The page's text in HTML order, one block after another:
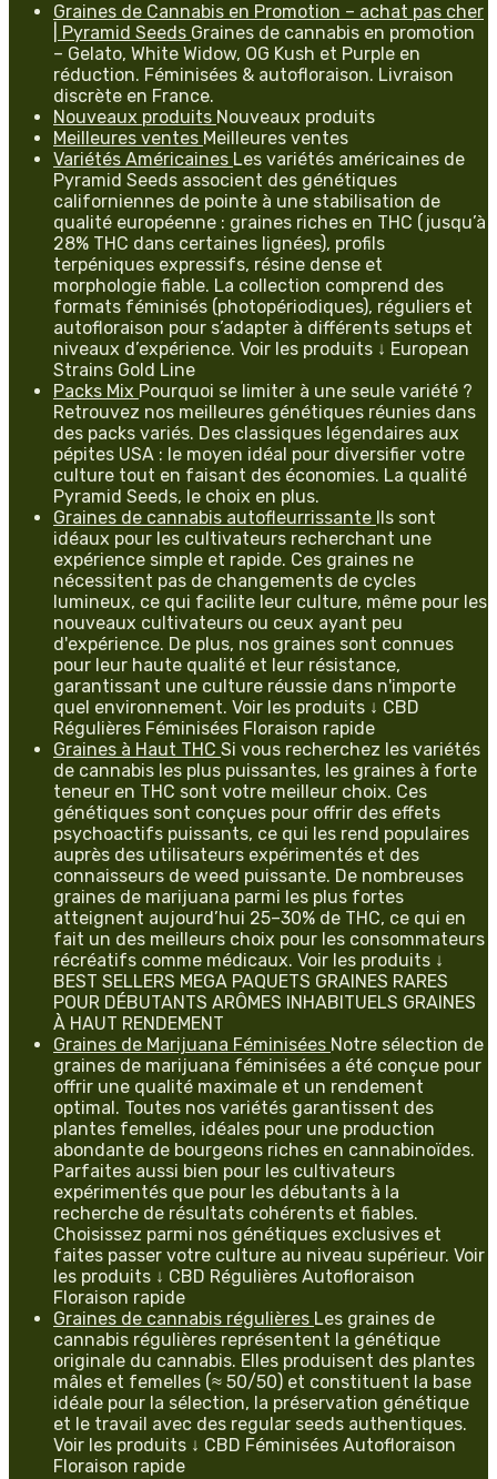
Graines de Cannabis en Promotion – achat pas cher
| Pyramid Seeds Graines de cannabis en promotion
– Gelato, White Widow, OG Kush et Purple en
réduction. Féminisées & autofloraison. Livraison
discrète en France.
Nouveaux produits Nouveaux produits
Meilleures ventes Meilleures ventes
Variétés Américaines Les variétés américaines de
Pyramid Seeds associent des génétiques
californiennes de pointe à une stabilisation de
qualité européenne : graines riches en THC (jusqu’à
28% THC dans certaines lignées), profils
terpéniques expressifs, résine dense et
morphologie fiable. La collection comprend des
formats féminisés (photopériodiques), réguliers et
autofloraison pour s’adapter à différents setups et
niveaux d’expérience. Voir les produits ↓ European
Strains Gold Line
Packs Mix Pourquoi se limiter à une seule variété ?
Retrouvez nos meilleures génétiques réunies dans
des packs variés. Des classiques légendaires aux
pépites USA : le moyen idéal pour diversifier votre
culture tout en faisant des économies. La qualité
Pyramid Seeds, le choix en plus.
Graines de cannabis autofleurrissante Ils sont
idéaux pour les cultivateurs recherchant une
expérience simple et rapide. Ces graines ne
nécessitent pas de changements de cycles
lumineux, ce qui facilite leur culture, même pour les
nouveaux cultivateurs ou ceux ayant peu
d'expérience. De plus, nos graines sont connues
pour leur haute qualité et leur résistance,
garantissant une culture réussie dans n'importe
quel environnement. Voir les produits ↓ CBD
Régulières Féminisées Floraison rapide
Graines à Haut THC Si vous recherchez les variétés
de cannabis les plus puissantes, les graines à forte
teneur en THC sont votre meilleur choix. Ces
génétiques sont conçues pour offrir des effets
psychoactifs puissants, ce qui les rend populaires
auprès des utilisateurs expérimentés et des
connaisseurs de weed puissante. De nombreuses
graines de marijuana parmi les plus fortes
atteignent aujourd’hui 25–30% de THC, ce qui en
fait un des meilleurs choix pour les consommateurs
récréatifs comme médicaux. Voir les produits ↓
BEST SELLERS MEGA PAQUETS GRAINES RARES
POUR DÉBUTANTS ARÔMES INHABITUELS GRAINES
À HAUT RENDEMENT
Graines de Marijuana Féminisées Notre sélection de
graines de marijuana féminisées a été conçue pour
offrir une qualité maximale et un rendement
optimal. Toutes nos variétés garantissent des
plantes femelles, idéales pour une production
abondante de bourgeons riches en cannabinoïdes.
Parfaites aussi bien pour les cultivateurs
expérimentés que pour les débutants à la
recherche de résultats cohérents et fiables.
Choisissez parmi nos génétiques exclusives et
faites passer votre culture au niveau supérieur. Voir
les produits ↓ CBD Régulières Autofloraison
Floraison rapide
Graines de cannabis régulières Les graines de
cannabis régulières représentent la génétique
originale du cannabis. Elles produisent des plantes
mâles et femelles (≈ 50/50) et constituent la base
idéale pour la sélection, la préservation génétique
et le travail avec des regular seeds authentiques.
Voir les produits ↓ CBD Féminisées Autofloraison
Floraison rapide